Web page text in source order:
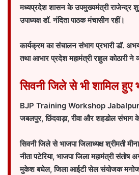
मध्यप्रदेश शासन के उपमुख्यमंत्री राजेन्द्र
उपाध्यक्ष डॉ. नंदिता पाठक मंचासीन रहीं।
कार्यक्रम का संचालन संभाग प्रभारी डॉ.
तथा आभार प्रदेश महामंत्री राहुल कोठारी ने
सिवनी जिले से भी शामिल हुए
BJP Training Workshop Jabalpur
जबलपुर, छिंदवाड़ा, रीवा और शहडोल संभाग
सिवनी जिले से भाजपा जिलाध्यक्ष श्रीमती
नीता पटेरिया, भाजपा जिला महामंत्री संतोष
मुकेश बघेल, जिला आईटी सेल संयोजक मनोज